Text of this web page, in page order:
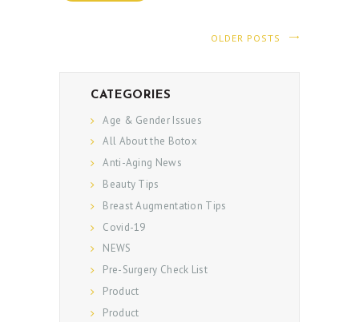
OLDER POSTS
CATEGORIES
Age & Gender Issues
All About the Botox
Anti-Aging News
Beauty Tips
Breast Augmentation Tips
Covid-19
NEWS
Pre-Surgery Check List
Product
Product